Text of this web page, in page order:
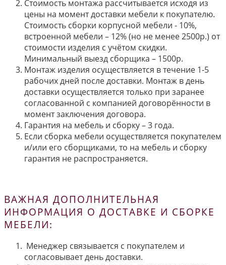
Стоимость монтажа рассчитывается исходя из
цены на момент доставки мебели к покупателю.
Стоимость сборки корпусной мебели - 10%,
встроенной мебели – 12% (но не менее 2500р.) от
стоимости изделия с учётом скидки.
Минимальный выезд сборщика – 1500р.
Монтаж изделия осуществляется в течение 1-5
рабочих дней после доставки. Монтаж в день
доставки осуществляется только при заранее
согласованной с компанией договорённости в
момент заключения договора.
Гарантия на мебель и сборку – 3 года.
Если сборка мебели осуществляется покупателем
и/или его сборщиками, то на мебель и сборку
гарантия не распространяется.
ВАЖНАЯ ДОПОЛНИТЕЛЬНАЯ
ИНФОРМАЦИЯ О ДОСТАВКЕ И СБОРКЕ
МЕБЕЛИ:
Менеджер связывается с покупателем и
согласовывает день доставки.